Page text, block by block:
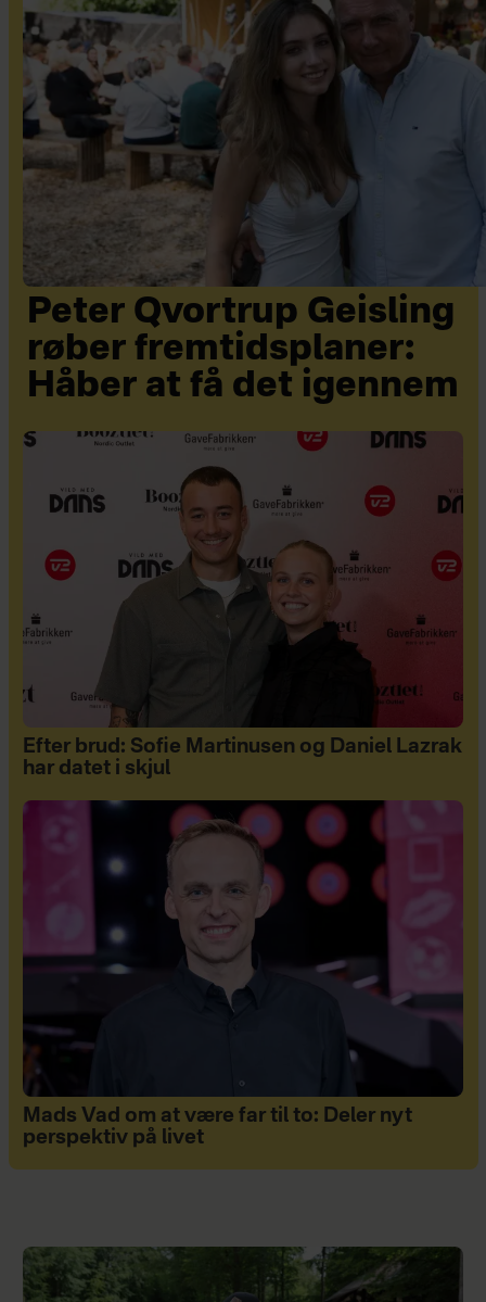
Peter Qvortrup Geisling
røber fremtidsplaner:
Håber at få det igennem
Efter brud: Sofie Martinusen og Daniel Lazrak
har datet i skjul
Mads Vad om at være far til to: Deler nyt
perspektiv på livet